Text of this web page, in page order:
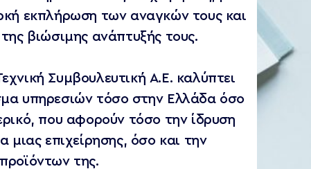
εκπλήρωση των αναγκών τους και
βιώσιμης ανάπτυξής τους.
Συμβουλευτική Α.Ε. καλύπτει
υπηρεσιών τόσο στην Ελλάδα όσο
που αφορούν τόσο την ίδρυση
μιας επιχείρησης, όσο και την
της.